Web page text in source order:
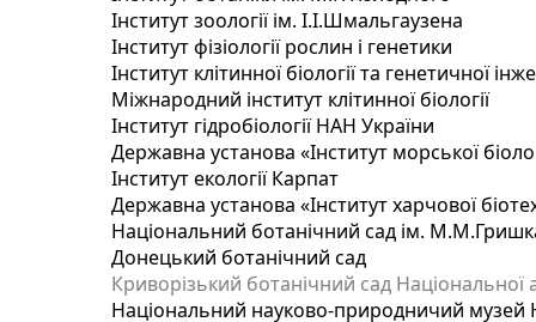
Інститут зоології ім. І.І.Шмальгаузена
Інститут фізіології рослин і генетики
Інститут клітинної біології та генетичної
Міжнародний інститут клітинної біології
Інститут гідробіології НАН України
Державна установа «Інститут морської
Інститут екології Карпат
Державна установа «Інститут харчової
Національний ботанічний сад ім.
Донецький ботанічний сад
Криворізький ботанічний сад Національної
Національний науково-природничий музей